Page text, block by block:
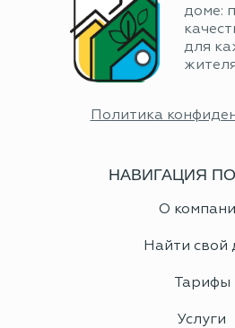
НАВИГАЦИЯ
О
Найти свой
Тарифы
Услуги
доме:
для
Политика